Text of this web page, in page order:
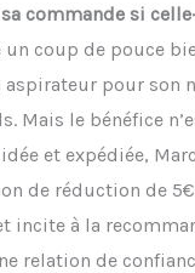
commande si
coup de pouce
aspirateur pour son
Mais le bénéfice
et expédiée,
de réduction de
à la
relation de